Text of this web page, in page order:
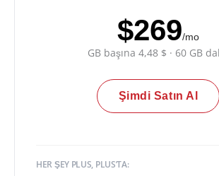
$269/mo
GB başına 4,48 $ · 60 GB
Şimdi Satın Al
HER ŞEY PLUS, PLUS’TA: